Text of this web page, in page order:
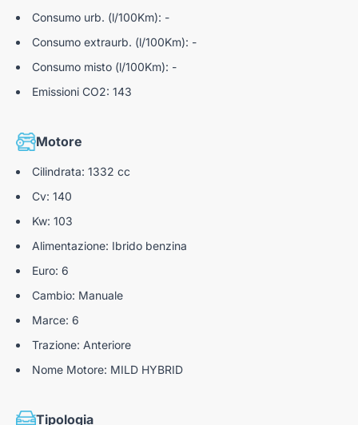
Lane side support
Lane Departure Warning
Lane Departure Prevention
Retrocamera posteriore
Drive modes (Selettore modalità di guida)
Consumo urb. (l/100Km): -
Consumo extraurb. (l/100Km): -
Consumo misto (l/100Km): -
Emissioni CO2: 143
Motore
Cilindrata: 1332 cc
Cv: 140
Kw: 103
Alimentazione: Ibrido benzina
Euro: 6
Cambio: Manuale
Marce: 6
Trazione: Anteriore
Nome Motore: MILD HYBRID
Tipologia